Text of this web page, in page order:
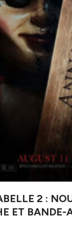
2 :
ET BANDE-